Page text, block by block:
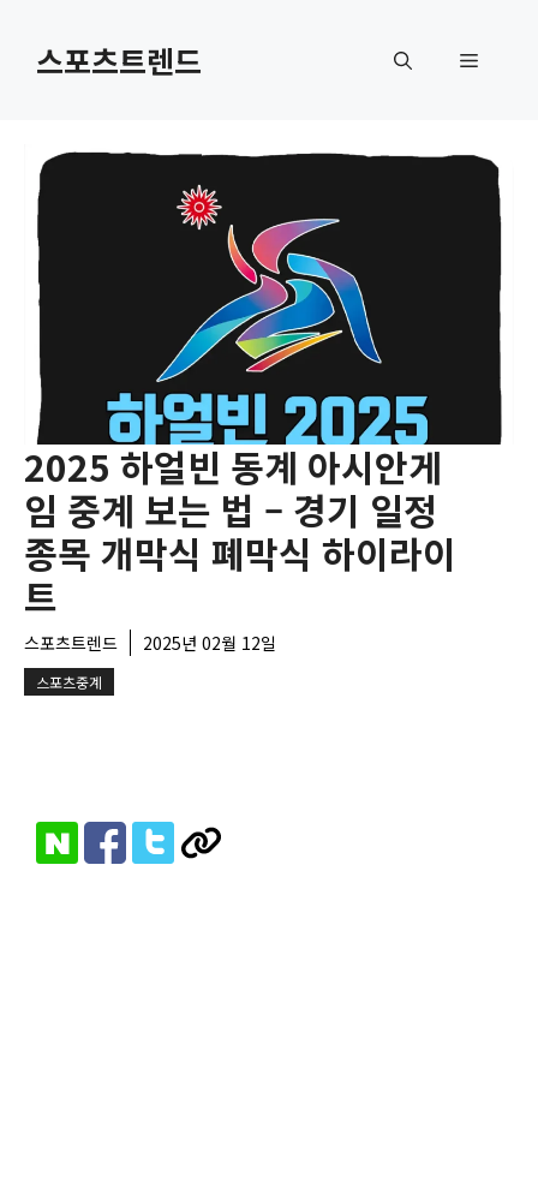
스포츠트렌드 메
2025 하얼빈 동계 아시안게
임 중계 보는 법 – 경기 일정
종목 개막식 폐막식 하이라이
트
스포츠트렌드 2025년 02월 12일
스포츠중계